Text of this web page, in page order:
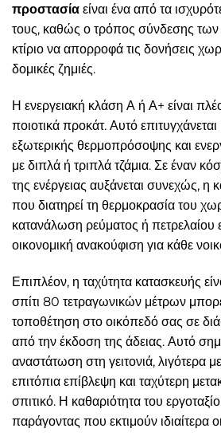
προστασία είναι ένα από τα
τους, καθώς ο τρόπος σύνδεσης των
κτίριο να απορροφά τις δονήσεις
δομικές ζημιές.
Η ενεργειακή κλάση Α ή Α+ είναι
ποιοτικά προκάτ. Αυτό
εξωτερικής θερμοπρόσοψης και
με διπλά ή τριπλά τζάμια. Σε έναν
της ενέργειας αυξάνεται συνεχώς, η
που διατηρεί τη θερμοκρασία του
κατανάλωση ρεύματος ή πετρελαίου
οικονομική ανακούφιση για κάθε
Επιπλέον, η ταχύτητα κατασκευής
σπίτι 80 τετραγωνικών μέτρων
τοποθέτηση στο οικόπεδό σας σε
από την έκδοση της άδειας. Αυτό
αναστάτωση στη γειτονιά, λιγότερα
επιτόπια επίβλεψη και ταχύτερη
σπιτικό. Η καθαριότητα του
παράγοντας που εκτιμούν ιδιαίτερα